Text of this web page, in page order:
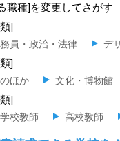
職種]を変更してさがす
]
員・政治・法律 デ
]
ほか 文化・博物館
]
校教師 高校教師